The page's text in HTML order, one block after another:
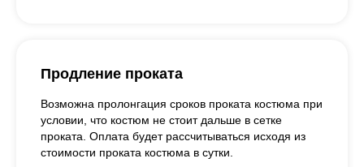
Продление проката
Возможна пролонгация сроков проката костюма при
условии, что костюм не стоит дальше в сетке
проката. Оплата будет рассчитываться исходя из
стоимости проката костюма в сутки.